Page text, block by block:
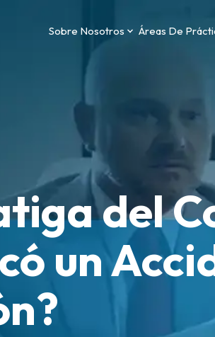
Sobre Nosotros Áreas De
del
un